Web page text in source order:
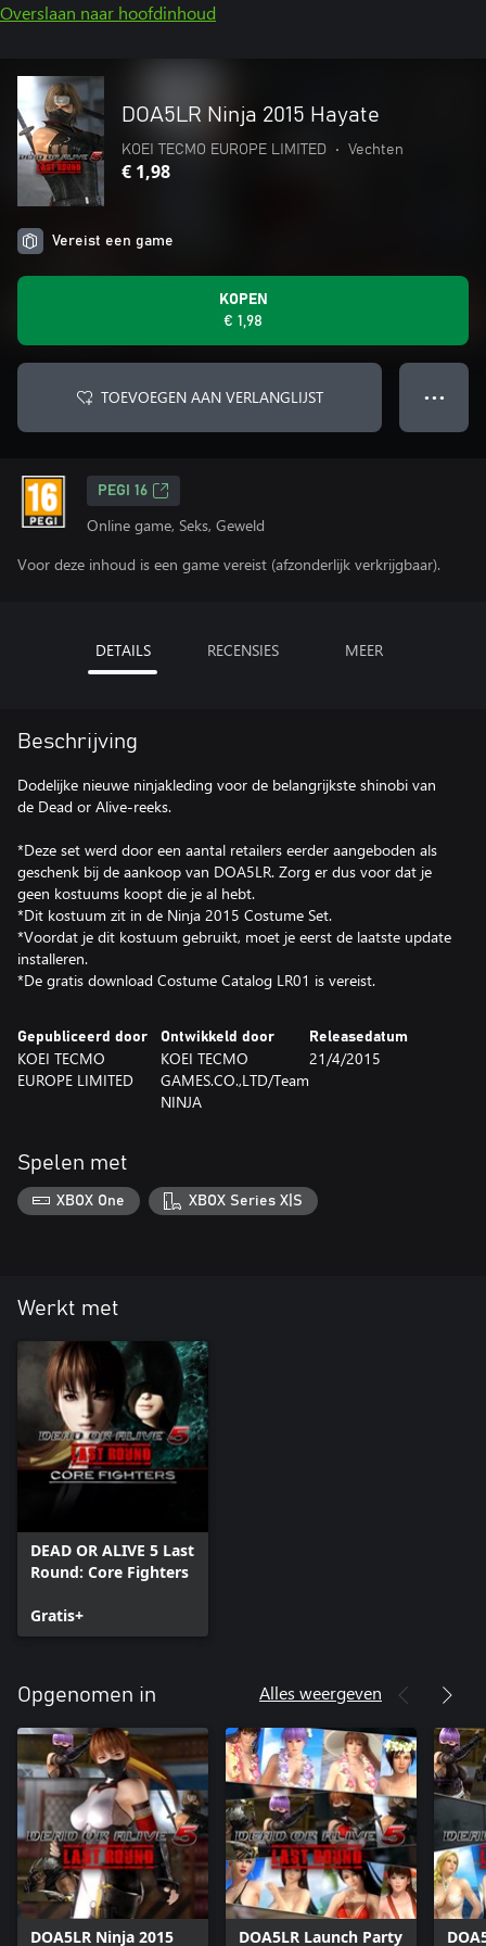
Overslaan naar hoofdinhoud
DOA5LR Ninja 2015 Hayate
KOEI TECMO EUROPE LIMITED • Vechten
€ 1,98
Vereist een game
KOPEN
€ 1,98
TOEVOEGEN AAN VERLANGLIJST ● ● ●
PEGI 16
Online game, Seks, Geweld
Voor deze inhoud is een game vereist (afzonderlijk verkrijgbaar).
DETAILS RECENSIES MEER
Beschrijving
Dodelijke nieuwe ninjakleding voor de belangrijkste shinobi van
de Dead or Alive-reeks.
*Deze set werd door een aantal retailers eerder aangeboden als
geschenk bij de aankoop van DOA5LR. Zorg er dus voor dat je
geen kostuums koopt die je al hebt.
*Dit kostuum zit in de Ninja 2015 Costume Set.
*Voordat je dit kostuum gebruikt, moet je eerst de laatste update
installeren.
*De gratis download Costume Catalog LR01 is vereist.
Gepubliceerd door
KOEI TECMO
EUROPE LIMITED
Ontwikkeld door
KOEI TECMO
GAMES.CO.,LTD/Team
NINJA
Releasedatum
21/4/2015
Spelen met
XBOX One XBOX Series X|S
Werkt met
DEAD OR ALIVE 5 Last
Round: Core Fighters
Gratis+
Opgenomen in Alles weergeven
DOA5LR Ninja 2015 DOA5LR Launch Party